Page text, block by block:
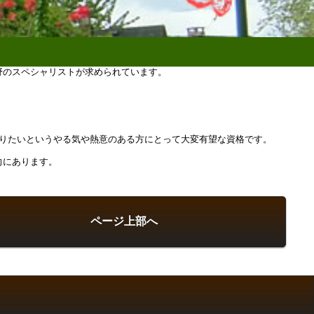
スペシャリストが求められています。
いというやる気や熱意のある方にとって大変有望な資格です。
あります。
ページ上部へ